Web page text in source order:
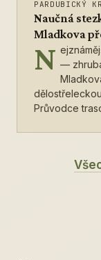
PARDUBICKÝ
Naučná
Mladkova
N —
Průvodce